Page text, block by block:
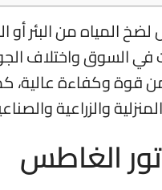
المياه من البئر أو
في السوق واختلاف
من قوة وكفاءة
والزراعية
الغاطس